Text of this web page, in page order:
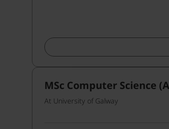
MSc Computer Science
At University of Galway